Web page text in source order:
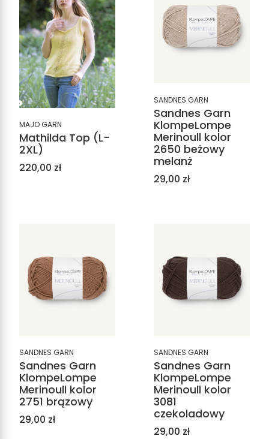
MAJO GARN
Mathilda Top (L-
2XL)
Cena
220,00 zł
SANDNES GARN
Sandnes Garn
KlompeLompe
Merinoull kolor
2650 beżowy
melanż
Cena
29,00 zł
SANDNES GARN
Sandnes Garn
KlompeLompe
Merinoull kolor
2751 brązowy
Cena
29,00 zł
SANDNES GARN
Sandnes Garn
KlompeLompe
Merinoull kolor
3081
czekoladowy
Cena
29,00 zł